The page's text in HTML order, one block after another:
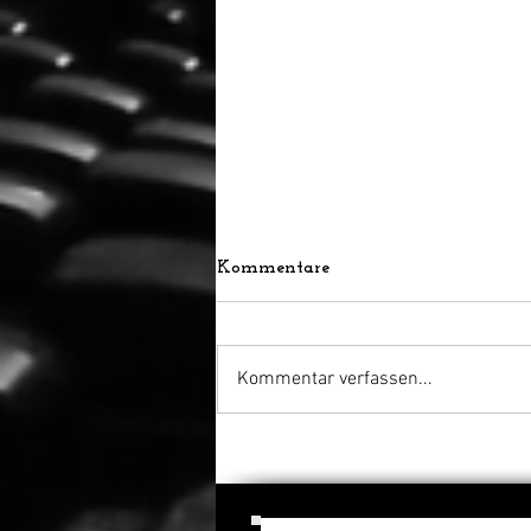
Zurich Film Festival zeichnet
Kommentare
Kommentar verfassen...